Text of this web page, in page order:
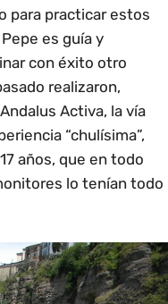
para practicar estos
es guía y
con éxito otro
realizaron,
Activa, la vía
“chulísima”,
años, que en todo
lo tenían todo